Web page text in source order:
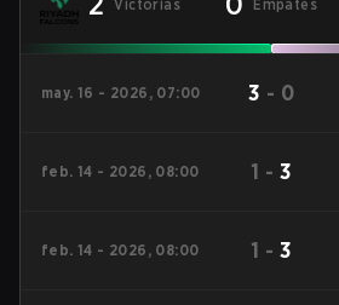
Victorias Empates
may. 16 - 2026, 07:00 3 - 0
feb. 14 - 2026, 08:00 1 - 3
feb. 14 - 2026, 08:00 1 - 3